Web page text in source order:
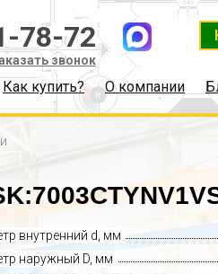
78-72
звонок
Как купить? О компании
внутренний d, мм
наружный D, мм